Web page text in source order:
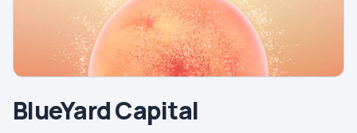
BlueYard Capital